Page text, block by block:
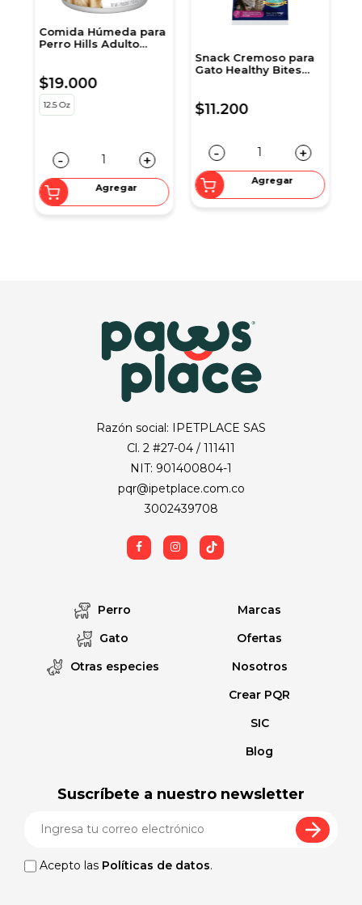
Comida Húmeda para
Perro Hills Adulto
$19.000
12.5 Oz
- +
Agregar
Snack Cremoso para
Gato Healthy Bites
$11.200
- +
Agregar
Razón social: IPETPLACE SAS
Cl. 2 #27-04 / 111411
NIT: 901400804-1
pqr@ipetplace.com.co
3002439708
Perro
Gato
Otras especies
Marcas
Ofertas
Nosotros
Crear PQR
SIC
Blog
Suscríbete a nuestro newsletter
Acepto las Políticas de datos.